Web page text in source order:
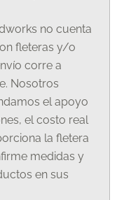
no cuenta
fleteras y/o
corre a
Nosotros
el apoyo
el costo real
la fletera
medidas y
en sus